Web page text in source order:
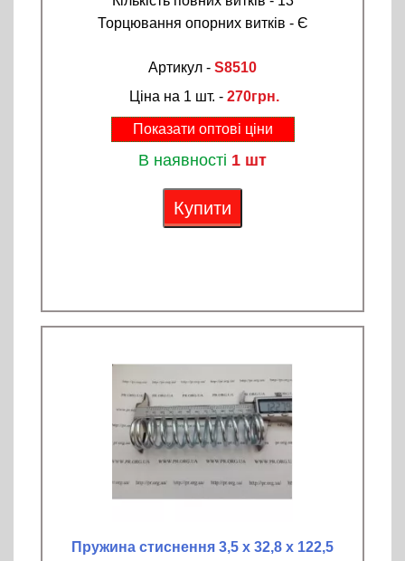
Торцювання опорних витків - Є
Артикул - S8510
Ціна на 1 шт. - 270грн.
Показати оптові ціни
В наявності 1 шт
Купити
Пружина стиснення 3,5 х 32,8 х 122,5